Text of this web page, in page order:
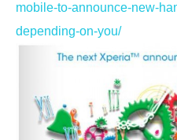
mobile-to-announce-new-
depending-on-you/